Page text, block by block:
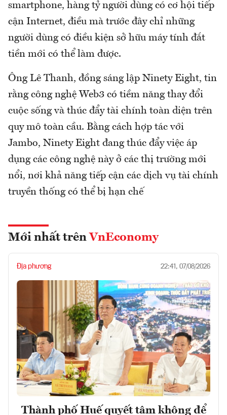
smartphone, hàng tỷ người dùng có cơ hội tiếp
cận Internet, điều mà trước đây chỉ những
người dùng có điều kiện sở hữu máy tính đắt
tiền mới có thể làm được.
Ông Lê Thanh, đồng sáng lập Ninety Eight, tin
rằng công nghệ Web3 có tiềm năng thay đổi
cuộc sống và thúc đẩy tài chính toàn diện trên
quy mô toàn cầu. Bằng cách hợp tác với
Jambo, Ninety Eight đang thúc đẩy việc áp
dụng các công nghệ này ở các thị trường mới
nổi, nơi khả năng tiếp cận các dịch vụ tài chính
truyền thống có thể bị hạn chế
Mới nhất trên VnEconomy
Địa phương 22:41, 07/08/2026
Thành phố Huế quyết tâm không để